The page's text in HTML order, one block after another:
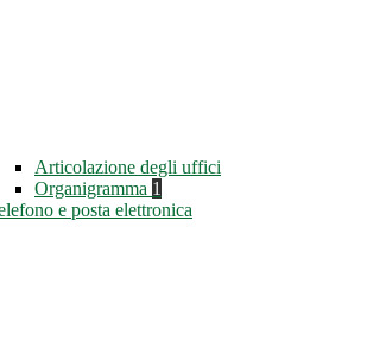
Articolazione degli uffici
Organigramma 1
e posta elettronica